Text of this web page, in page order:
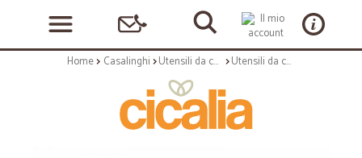
Home Casalinghi Utensili da cucina Utensili da cucina: Profile pelapatate inox